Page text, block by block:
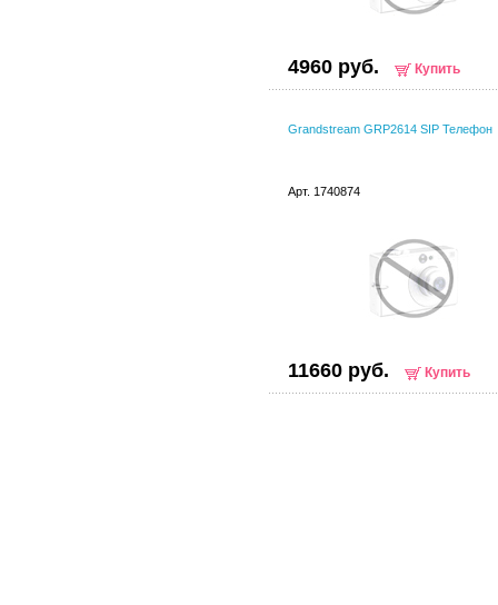
4960 руб. Купить
Grandstream GRP2614 SIP Телефон
Арт. 1740874
11660 руб. Купить